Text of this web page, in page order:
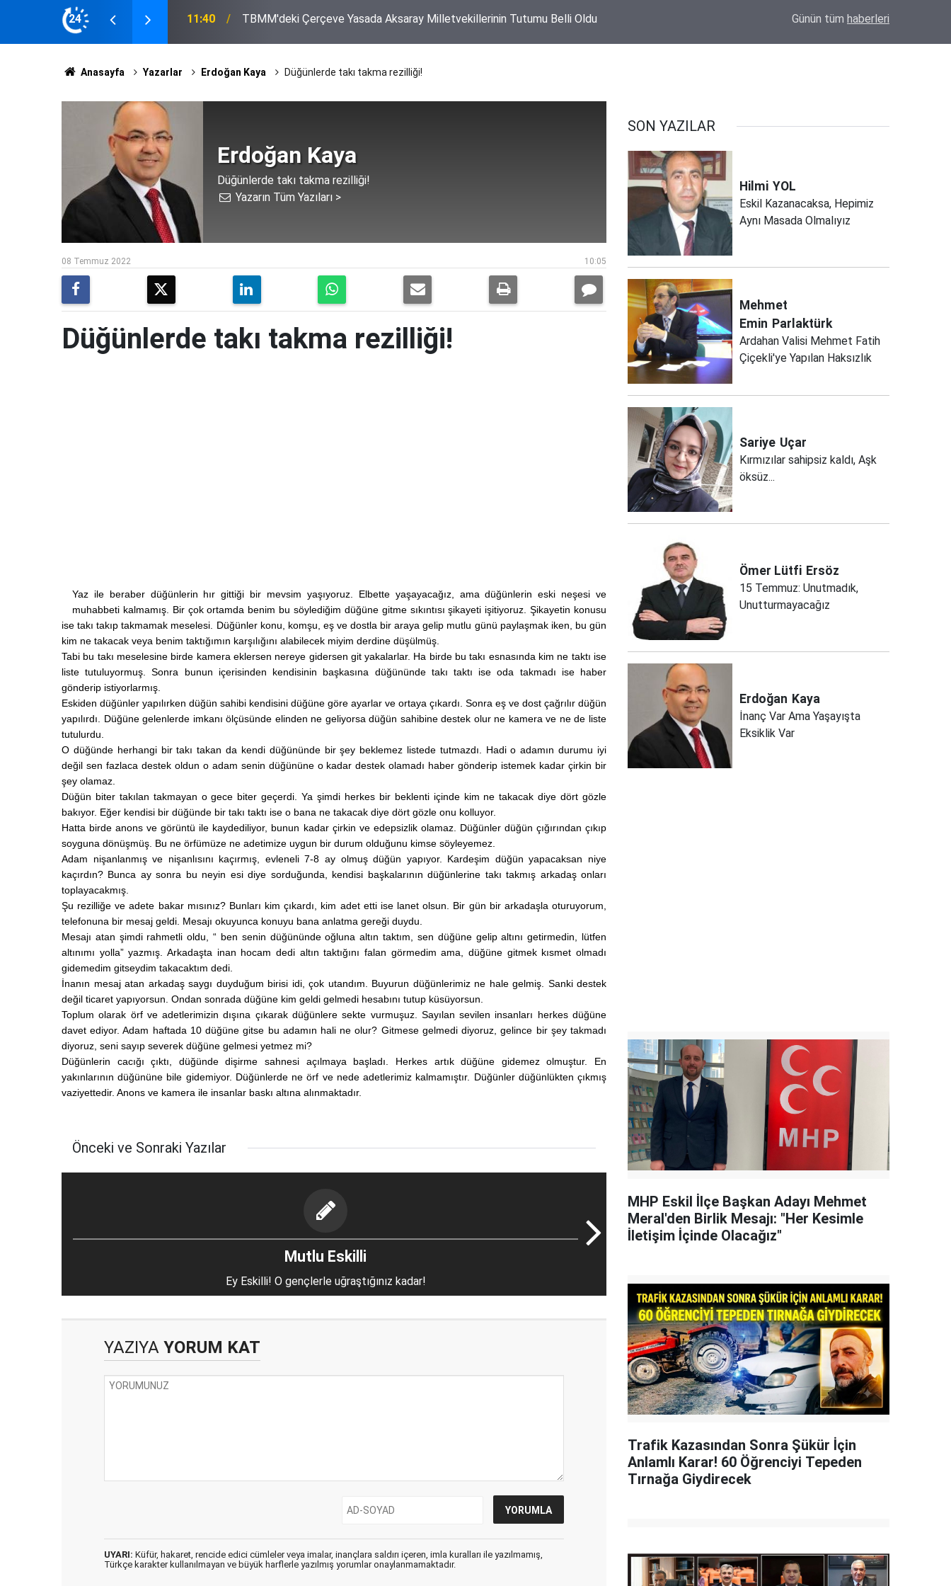
24
Tutumu Belli Oldu 11:33 Eskil'de Tosun Yaylası Yol Ayrımında Traktör ile Otomobil Çarpıştı Günün tüm haberleri
Anasayfa Yazarlar Erdoğan Kaya Düğünlerde takı takma rezilliği!
Erdoğan Kaya
Düğünlerde takı takma rezilliği!
Yazarın Tüm Yazıları >
10:05
08 Temmuz 2022
Düğünlerde takı takma rezilliği!
Yaz ile beraber düğünlerin hır gittiği bir mevsim yaşıyoruz. Elbette yaşayacağız, ama düğünlerin eski neşesi ve
muhabbeti kalmamış. Bir çok ortamda benim bu söylediğim düğüne gitme sıkıntısı şikayeti işitiyoruz. Şikayetin konusu
ise takı takıp takmamak meselesi. Düğünler konu, komşu, eş ve dostla bir araya gelip mutlu günü paylaşmak iken, bu gün
kim ne takacak veya benim taktığımın karşılığını alabilecek miyim derdine düşülmüş.
Tabi bu takı meselesine birde kamera eklersen nereye gidersen git yakalarlar. Ha birde bu takı esnasında kim ne taktı ise
liste tutuluyormuş. Sonra bunun içerisinden kendisinin başkasına düğününde takı taktı ise oda takmadı ise haber
gönderip istiyorlarmış.
Eskiden düğünler yapılırken düğün sahibi kendisini düğüne göre ayarlar ve ortaya çıkardı. Sonra eş ve dost çağrılır düğün
yapılırdı. Düğüne gelenlerde imkanı ölçüsünde elinden ne geliyorsa düğün sahibine destek olur ne kamera ve ne de liste
tutulurdu.
O düğünde herhangi bir takı takan da kendi düğününde bir şey beklemez listede tutmazdı. Hadi o adamın durumu iyi
değil sen fazlaca destek oldun o adam senin düğününe o kadar destek olamadı haber gönderip istemek kadar çirkin bir
şey olamaz.
Düğün biter takılan takmayan o gece biter geçerdi. Ya şimdi herkes bir beklenti içinde kim ne takacak diye dört gözle
bakıyor. Eğer kendisi bir düğünde bir takı taktı ise o bana ne takacak diye dört gözle onu kolluyor.
Hatta birde anons ve görüntü ile kaydediliyor, bunun kadar çirkin ve edepsizlik olamaz. Düğünler düğün çığırından çıkıp
soyguna dönüşmüş. Bu ne örfümüze ne adetimize uygun bir durum olduğunu kimse söyleyemez.
Adam nişanlanmış ve nişanlısını kaçırmış, evleneli 7-8 ay olmuş düğün yapıyor. Kardeşim düğün yapacaksan niye
kaçırdın? Bunca ay sonra bu neyin esi diye sorduğunda, kendisi başkalarının düğünlerine takı takmış arkadaş onları
toplayacakmış.
Şu rezilliğe ve adete bakar mısınız? Bunları kim çıkardı, kim adet etti ise lanet olsun. Bir gün bir arkadaşla oturuyorum,
telefonuna bir mesaj geldi. Mesajı okuyunca konuyu bana anlatma gereği duydu.
Mesajı atan şimdi rahmetli oldu, “ ben senin düğününde oğluna altın taktım, sen düğüne gelip altını getirmedin, lütfen
altınımı yolla” yazmış. Arkadaşta inan hocam dedi altın taktığını falan görmedim ama, düğüne gitmek kısmet olmadı
gidemedim gitseydim takacaktım dedi.
İnanın mesaj atan arkadaş saygı duyduğum birisi idi, çok utandım. Buyurun düğünlerimiz ne hale gelmiş. Sanki destek
değil ticaret yapıyorsun. Ondan sonrada düğüne kim geldi gelmedi hesabını tutup küsüyorsun.
Toplum olarak örf ve adetlerimizin dışına çıkarak düğünlere sekte vurmuşuz. Sayılan sevilen insanları herkes düğüne
davet ediyor. Adam haftada 10 düğüne gitse bu adamın hali ne olur? Gitmese gelmedi diyoruz, gelince bir şey takmadı
diyoruz, seni sayıp severek düğüne gelmesi yetmez mi?
Düğünlerin cacığı çıktı, düğünde dişirme sahnesi açılmaya başladı. Herkes artık düğüne gidemez olmuştur. En
yakınlarının düğününe bile gidemiyor. Düğünlerde ne örf ve nede adetlerimiz kalmamıştır. Düğünler düğünlükten çıkmış
vaziyettedir. Anons ve kamera ile insanlar baskı altına alınmaktadır.
Önceki ve Sonraki Yazılar
Mutlu Eskilli
Ey Eskilli! O gençlerle uğraştığınız kadar!
YAZIYA YORUM KAT
UYARI: Küfür, hakaret, rencide edici cümleler veya imalar, inançlara saldırı içeren, imla kuralları ile yazılmamış,
Türkçe karakter kullanılmayan ve büyük harflerle yazılmış yorumlar onaylanmamaktadır.
SON YAZILAR
Hilmi YOL
Eskil Kazanacaksa, Hepimiz
Aynı Masada Olmalıyız
Mehmet
Emin Parlaktürk
Ardahan Valisi Mehmet Fatih
Çiçekli'ye Yapılan Haksızlık
Sariye Uçar
Kırmızılar sahipsiz kaldı, Aşk
öksüz...
Ömer Lütfi Ersöz
15 Temmuz: Unutmadık,
Unutturmayacağız
Erdoğan Kaya
İnanç Var Ama Yaşayışta
Eksiklik Var
MHP Eskil İlçe Başkan Adayı Mehmet
Meral'den Birlik Mesajı: "Her Kesimle
İletişim İçinde Olacağız"
Trafik Kazasından Sonra Şükür İçin
Anlamlı Karar! 60 Öğrenciyi Tepeden
Tırnağa Giydirecek